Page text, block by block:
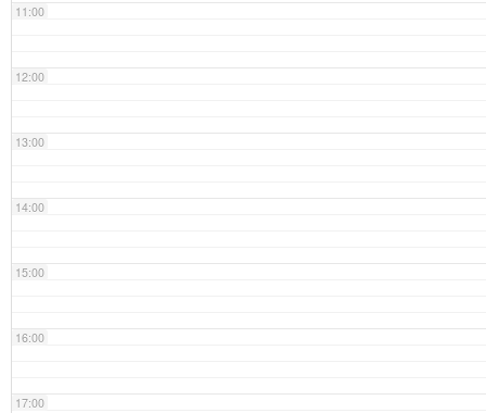
11:00
12:00
13:00
14:00
15:00
16:00
17:00